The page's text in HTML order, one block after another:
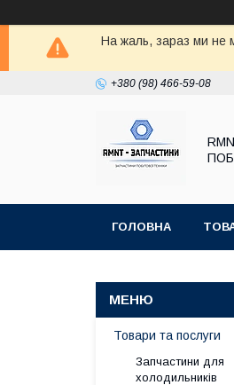
На жаль, зараз ми не
+380 (98) 466-59-08
ГОЛОВНА
Товари та послуги
Запчастини для
холодильників